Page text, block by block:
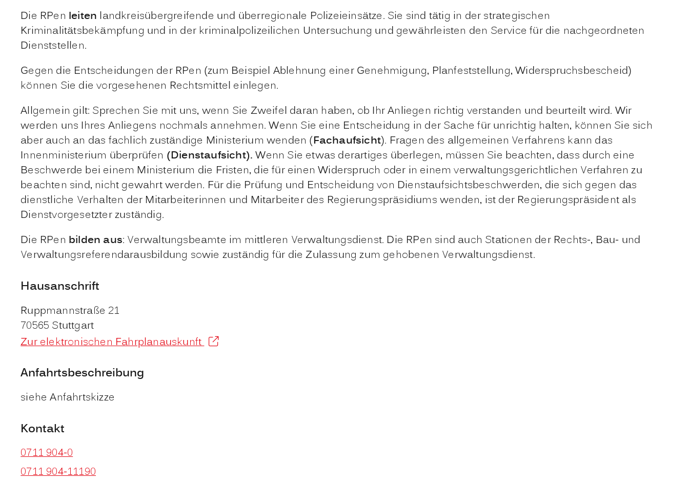
Die RPen leiten landkreisübergreifende und überregionale Polizeieinsätze. Sie sind tätig in der strategischen
Kriminalitätsbekämpfung und in der kriminalpolizeilichen Untersuchung und gewährleisten den Service für die nachgeordneten
Dienststellen.
Gegen die Entscheidungen der RPen (zum Beispiel Ablehnung einer Genehmigung, Planfeststellung, Widerspruchsbescheid)
können Sie die vorgesehenen Rechtsmittel einlegen.
Allgemein gilt: Sprechen Sie mit uns, wenn Sie Zweifel daran haben, ob Ihr Anliegen richtig verstanden und beurteilt wird. Wir
werden uns Ihres Anliegens nochmals annehmen. Wenn Sie eine Entscheidung in der Sache für unrichtig halten, können Sie sich
aber auch an das fachlich zuständige Ministerium wenden (Fachaufsicht). Fragen des allgemeinen Verfahrens kann das
Innenministerium überprüfen (Dienstaufsicht). Wenn Sie etwas derartiges überlegen, müssen Sie beachten, dass durch eine
Beschwerde bei einem Ministerium die Fristen, die für einen Widerspruch oder in einem verwaltungsgerichtlichen Verfahren zu
beachten sind, nicht gewahrt werden. Für die Prüfung und Entscheidung von Dienstaufsichtsbeschwerden, die sich gegen das
dienstliche Verhalten der Mitarbeiterinnen und Mitarbeiter des Regierungspräsidiums wenden, ist der Regierungspräsident als
Dienstvorgesetzter zuständig.
Die RPen bilden aus: Verwaltungsbeamte im mittleren Verwaltungsdienst. Die RPen sind auch Stationen der Rechts-, Bau- und
Verwaltungsreferendarausbildung sowie zuständig für die Zulassung zum gehobenen Verwaltungsdienst.
Hausanschrift
Ruppmannstraße 21
70565 Stuttgart
Zur elektronischen Fahrplanauskunft
Anfahrtsbeschreibung
siehe Anfahrtskizze
Kontakt
0711 904-0
0711 904-11190